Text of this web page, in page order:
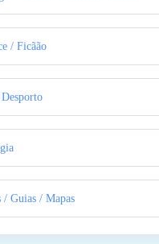
/ Ficãão
Desporto
/ Guias / Mapas